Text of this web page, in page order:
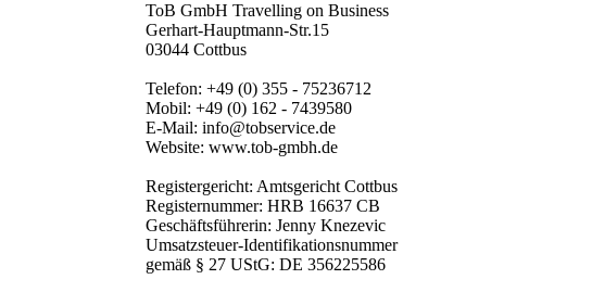
ToB GmbH Travelling on Business
Gerhart-Hauptmann-Str.15
03044 Cottbus
Telefon: +49 (0) 355 - 75236712
Mobil: +49 (0) 162 - 7439580
E-Mail: info@tobservice.de
Website: www.tob-gmbh.de
Registergericht: Amtsgericht Cottbus
Registernummer: HRB 16637 CB
Geschäftsführerin: Jenny Knezevic
Umsatzsteuer-Identifikationsnummer
gemäß § 27 UStG: DE 356225586